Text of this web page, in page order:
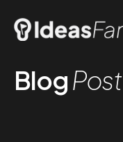
BlogPost